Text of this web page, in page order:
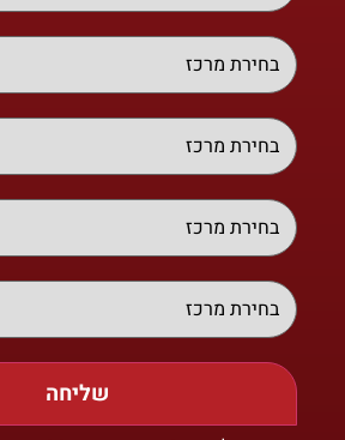
שליחה